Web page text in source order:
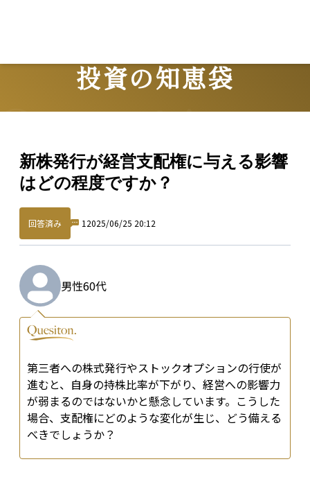
投資の知恵袋
新株発行が経営支配権に与える影響
はどの程度ですか？
回答済み 1 2025/06/25 20:12
男性60代
第三者への株式発行やストックオプションの行使が
進むと、自身の持株比率が下がり、経営への影響力
が弱まるのではないかと懸念しています。こうした
場合、支配権にどのような変化が生じ、どう備える
べきでしょうか？